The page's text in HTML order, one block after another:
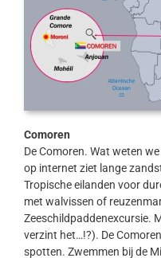
Comoren
De Comoren. Wat weten
op internet ziet lange
Tropische eilanden voor
met walvissen of
Zeeschildpaddenexcursie.
verzint het…!?). De
spotten. Zwemmen bij de